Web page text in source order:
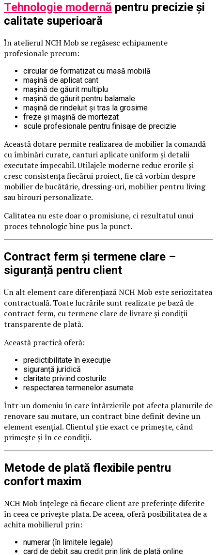
Tehnologie modernă pentru precizie și
calitate superioară
În atelierul NCH Mob se regăsesc echipamente
profesionale precum:
circular de formatizat cu masă mobilă
mașină de aplicat cant
mașină de găurit multiplu
mașină de găurit pentru balamale
mașină de rindeluit și tras la grosime
freze și mașină de mortezat
scule profesionale pentru finisaje de precizie
Această dotare permite realizarea de mobilier la comandă
cu îmbinări curate, canturi aplicate uniform și detalii
executate impecabil. Utilajele moderne reduc erorile și
cresc consistența fiecărui proiect, fie că vorbim despre
mobilier de bucătărie, dressing-uri, mobilier pentru living
sau birouri personalizate.
Calitatea nu este doar o promisiune, ci rezultatul unui
proces tehnologic bine pus la punct.
Contract ferm și termene clare –
siguranță pentru client
Un alt element care diferențiază NCH Mob este seriozitatea
contractuală. Toate lucrările sunt realizate pe bază de
contract ferm, cu termene clare de livrare și condiții
transparente de plată.
Această practică oferă:
predictibilitate în execuție
siguranță juridică
claritate privind costurile
respectarea termenelor asumate
Într-un domeniu în care întârzierile pot afecta planurile de
renovare sau mutare, un contract bine definit devine un
element esențial. Clientul știe exact ce primește, când
primește și în ce condiții.
Metode de plată flexibile pentru
confort maxim
NCH Mob înțelege că fiecare client are preferințe diferite
în ceea ce privește plata. De aceea, oferă posibilitatea de a
achita mobilierul prin:
numerar (în limitele legale)
card de debit sau credit prin link de plată online